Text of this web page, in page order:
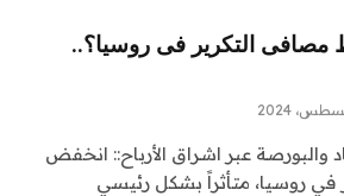
مصافى التكرير فى روسيا؟..
والبورصة عبر اشراق الأرباح:: انخفض
روسيا، متأثراً بشكل رئيسي